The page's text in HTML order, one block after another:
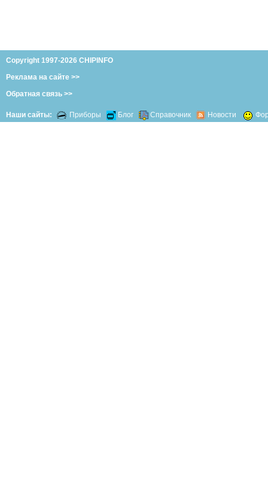
Copyright 1997-2026 CHIPINFO
Реклама на сайте >>
Обратная связь >>
Наши сайты: Приборы Блог Справочник Новости